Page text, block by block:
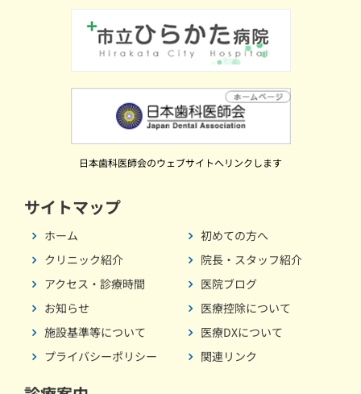
日本歯科医師会のウェブサイトへリンクします
サイトマップ
ホーム
初めての方へ
クリニック紹介
院長・スタッフ紹介
アクセス・診療時間
医院ブログ
お知らせ
医療控除について
施設基準等について
医療DXについて
プライバシーポリシー
関連リンク